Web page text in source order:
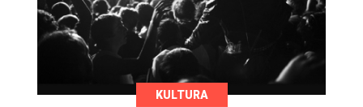
KULTURA